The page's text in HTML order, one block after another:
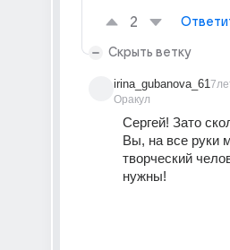
2
Скрыть ветку
irina_gubanova_61
Оракул
Сергей! Зато
Вы, на все руки
творческий
нужны!